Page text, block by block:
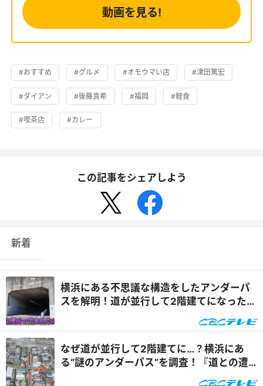
動画を見る!
#おすすめ #グルメ #オモウマい店 #津田篤宏
#ダイアン #後藤真希 #福岡 #軽食
#喫茶店 #カレー
この記事をシェアしよう
新着
横浜にある不思議な構造をしたアンダーパ
スを解明！道が並行して2階建てになったワ
なぜ道が並行して2階建てに…？横浜にあ
る“謎のアンダーパス”を調査！『道との遭